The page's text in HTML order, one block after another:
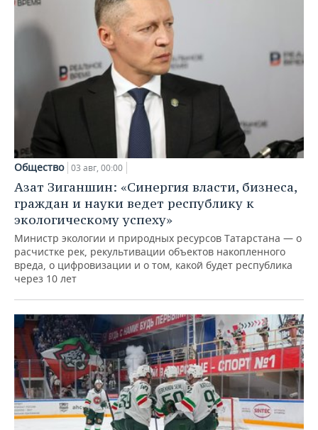
Общество 03 авг, 00:00
Азат Зиганшин: «Синергия власти, бизнеса,
граждан и науки ведет республику к
экологическому успеху»
Министр экологии и природных ресурсов Татарстана — о
расчистке рек, рекультивации объектов накопленного
вреда, о цифровизации и о том, какой будет республика
через 10 лет